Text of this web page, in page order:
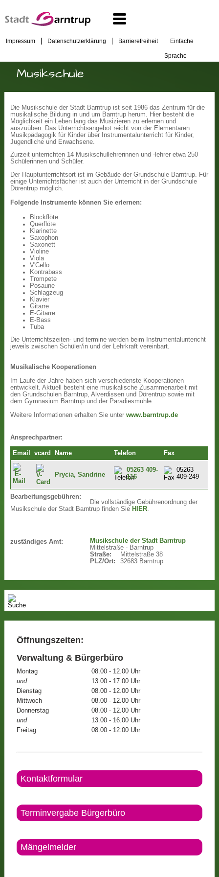
Impressum Datenschutzerklärung Barrierefreiheit Einfache
Sprache
Musikschule
Die Musikschule der Stadt Barntrup ist seit 1986 das Zentrum für die
musikalische Bildung in und um Barntrup herum. Hier besteht die
Möglichkeit ein Leben lang das Musizieren zu erlernen und
auszuüben. Das Unterrichtsangebot reicht von der Elementaren
Musikpädagogik für Kinder über Instrumentalunterricht für Kinder,
Jugendliche und Erwachsene.
Zurzeit unterrichten 14 Musikschullehrerinnen und -lehrer etwa 250
Schülerinnen und Schüler.
Der Hauptunterrichtsort ist im Gebäude der Grundschule Barntrup. Für
einige Unterrichtsfächer ist auch der Unterricht in der Grundschule
Dörentrup möglich.
Folgende Instrumente können Sie erlernen:
Blockflöte
Querflöte
Klarinette
Saxophon
Saxonett
Violine
Viola
V'Cello
Kontrabass
Trompete
Posaune
Schlagzeug
Klavier
Gitarre
E-Gitarre
E-Bass
Tuba
Die Unterrichtszeiten- und termine werden beim Instrumentaluntericht
jeweils zwischen Schüler/in und der Lehrkraft vereinbart.
Musikalische Kooperationen
Im Laufe der Jahre haben sich verschiedenste Kooperationen
entwickelt. Aktuell besteht eine musikalische Zusammenarbeit mit
den Grundschulen Barntrup, Alverdissen und Dörentrup sowie mit
dem Gymnasium Barntrup und der Paradiesmühle.
Weitere Informationen erhalten Sie unterwww.barntrup.de
Ansprechpartner:
Email vcard Name Telefon Fax
Prycia, Sandrine
05263 409-
116
05263
409-249
Bearbeitungsgebühren:
Die vollständige Gebührenordnung der
Musikschule der Stadt Barntrup finden Sie HIER
zuständiges Amt:
Musikschule der Stadt Barntrup
Mittelstraße - Barntrup
Straße:
Mittelstraße 38
PLZ/Ort:
32683 Barntrup
Öffnungszeiten:
Verwaltung & Bürgerbüro
Montag
08.00 - 12.00 Uhr
und
13.00 - 17.00 Uhr
Dienstag
08.00 - 12.00 Uhr
Mittwoch
08.00 - 12.00 Uhr
Donnerstag
08.00 - 12.00 Uhr
und
13.00 - 16.00 Uhr
Freitag
08.00 - 12:00 Uhr
Kontaktformular
Terminvergabe Bürgerbüro
Mängelmelder